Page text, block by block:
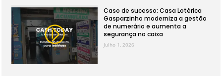
Caso de sucesso: Casa Lotérica
Gasparzinho moderniza a gestão
de numerário e aumenta a
segurança no caixa
Julho 1, 2026